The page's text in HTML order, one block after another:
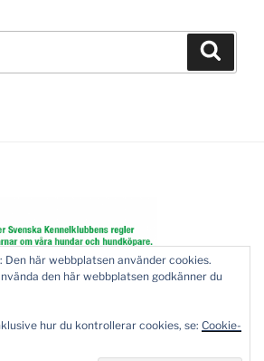
här webbplatsen använder cookies.
den här webbplatsen godkänner du
hur du kontrollerar cookies, se: Cookie-